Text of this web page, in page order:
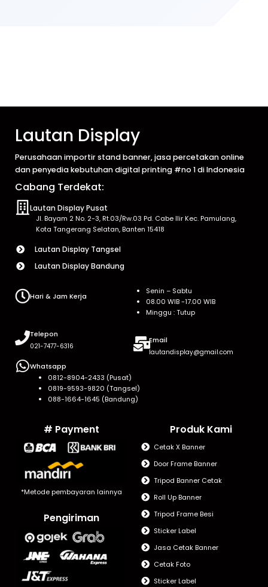
Lautan Display
Perusahaan importir stand banner, jasa percetakan online
dan penyedia kebutuhan digital printing #no 1 di Indonesia
Cabang Terdekat:
Lautan Display Pusat
Jl. Bayam 2 No. 2-3, Rt.03/Rw.03 Pd. Cabe Ilir Kec. Pamulang,
Kota Tangerang Selatan, Banten 15418
Lautan Display Tangsel
Lautan Display Bandung
Hari & Jam Kerja
Senin – Sabtu
08.00 WIB -17.00 WIB
Minggu : Tutup
Telepon
021-7477-6316
Email
lautandisplay@gmail.com
Whatsapp
0812-8904-2433 (Pusat)
0819-9593-9820 (Tangsel)
088-1664-1645 (Bandung)
# Payment
*Metode pembayaran lainnya
Pengiriman
Produk Kami
Cetak X Banner
Door Frame Banner
Tripod Banner Cetak
Roll Up Banner
Tripod Frame Besi
Sticker Label
Jasa Cetak Banner
Cetak Foto
Sticker Label